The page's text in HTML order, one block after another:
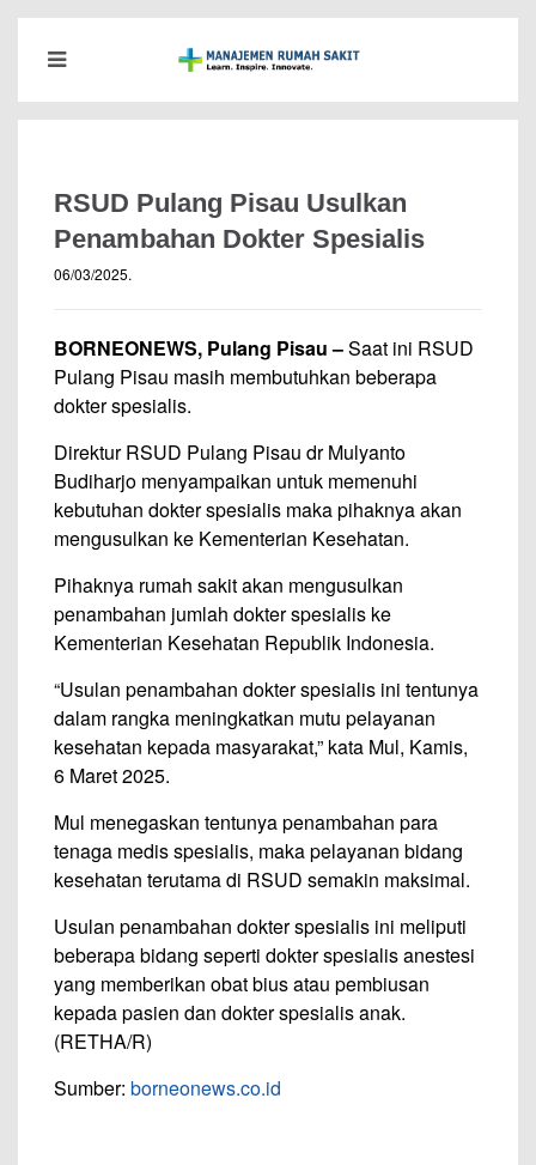
RSUD Pulang Pisau Usulkan
Penambahan Dokter Spesialis
06/03/2025.
BORNEONEWS, Pulang Pisau –Saat ini RSUD
Pulang Pisau masih membutuhkan beberapa
dokter spesialis.
Direktur RSUD Pulang Pisau dr Mulyanto
Budiharjo menyampaikan untuk memenuhi
kebutuhan dokter spesialis maka pihaknya akan
mengusulkan ke Kementerian Kesehatan.
Pihaknya rumah sakit akan mengusulkan
penambahan jumlah dokter spesialis ke
Kementerian Kesehatan Republik Indonesia.
“Usulan penambahan dokter spesialis ini tentunya
dalam rangka meningkatkan mutu pelayanan
kesehatan kepada masyarakat,” kata Mul, Kamis,
6 Maret 2025.
Mul menegaskan tentunya penambahan para
tenaga medis spesialis, maka pelayanan bidang
kesehatan terutama di RSUD semakin maksimal.
Usulan penambahan dokter spesialis ini meliputi
beberapa bidang seperti dokter spesialis anestesi
yang memberikan obat bius atau pembiusan
kepada pasien dan dokter spesialis anak.
(RETHA/R)
Sumber: borneonews.co.id